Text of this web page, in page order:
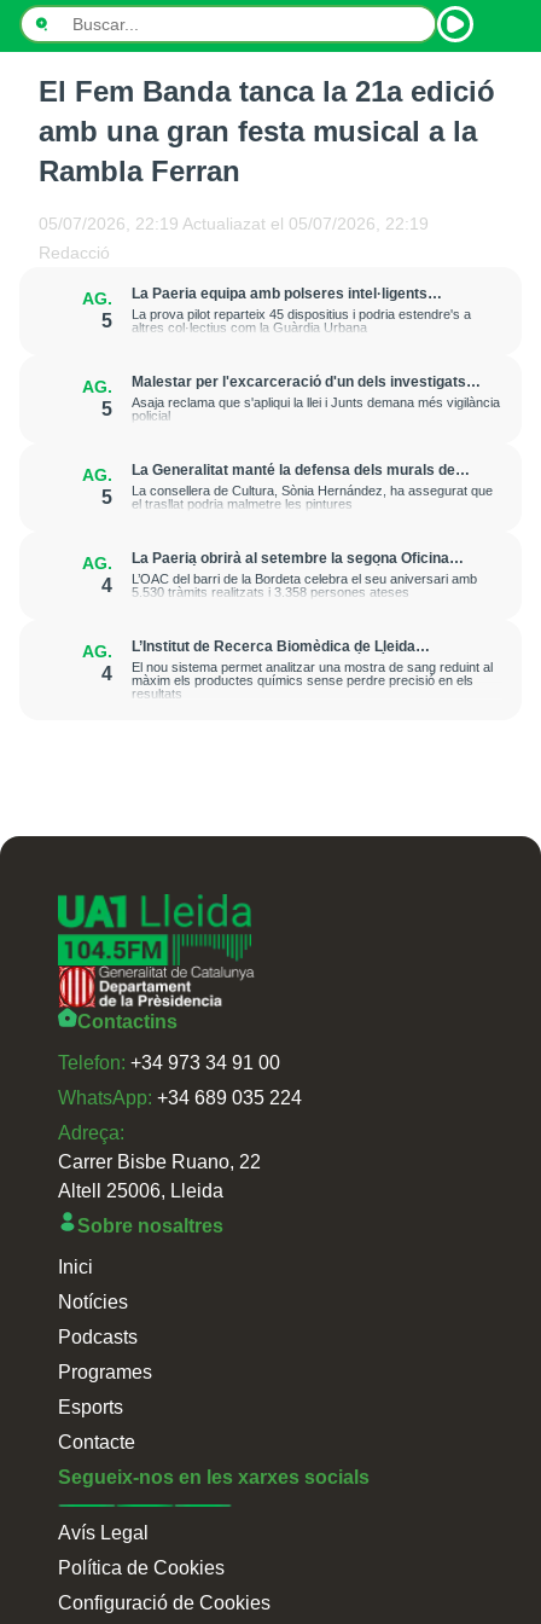
ESPORTS
El Fem Banda tanca la 21a edició
amb una gran festa musical a la
Rambla Ferran
05/07/2026, 22:19 Actualiazat el 05/07/2026, 22:19
Redacció
AG.
5
La Paeria equipa amb polseres intel·ligents
treballadors municipals que fan feina al carrer per
prevenir cops de calor
La prova pilot reparteix 45 dispositius i podria estendre's a
altres col·lectius com la Guàrdia Urbana
AG.
5
Malestar per l'excarceració d'un dels investigats
per l'onada de robatoris i incendis a cases de
l'Horta de Lleida
Asaja reclama que s'apliqui la llei i Junts demana més vigilància
policial
AG.
5
La Generalitat manté la defensa dels murals de
Sixena i aposta per esgotar la via judicial
La consellera de Cultura, Sònia Hernández, ha assegurat que
el trasllat podria malmetre les pintures
AG.
4
La Paeria obrirà al setembre la segona Oficina
d’Atenció Ciutadana de Barri al Secà de Sant Pere
L’OAC del barri de la Bordeta celebra el seu aniversari amb
5.530 tràmits realitzats i 3.358 persones ateses
AG.
4
L’Institut de Recerca Biomèdica de Lleida
desenvolupa una metodologia més ràpida i
sostenible per avançar en la medicina de precisió
El nou sistema permet analitzar una mostra de sang reduint al
màxim els productes químics sense perdre precisió en els
resultats
Contactins
Telefon: +34 973 34 91 00
WhatsApp: +34 689 035 224
Adreça:
Carrer Bisbe Ruano, 22
Altell 25006, Lleida
Sobre nosaltres
Inici
Notícies
Podcasts
Programes
Esports
Contacte
Segueix-nos en les xarxes socials
Avís Legal
Política de Cookies
Configuració de Cookies